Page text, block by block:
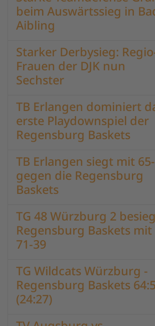
beim Auswärtssieg in
Aibling
Starker Derbysieg:
Frauen der DJK nun
Sechster
TB Erlangen dominiert
erste Playdownspiel der
Regensburg Baskets
TB Erlangen siegt mit
gegen die Regensburg
Baskets
TG 48 Würzburg 2
Regensburg Baskets mit
71-39
TG Wildcats Würzburg -
Regensburg Baskets
(24:27)